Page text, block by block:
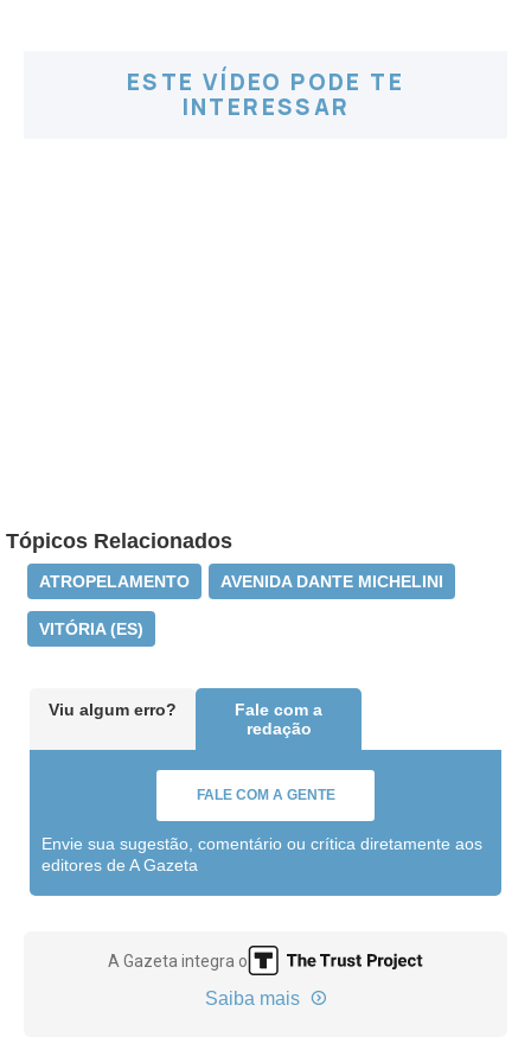
ESTE VÍDEO PODE TE
INTERESSAR
Tópicos Relacionados
ATROPELAMENTO AVENIDA DANTE MICHELINI
VITÓRIA (ES)
Viu algum erro?
Fale com a
redação
FALE COM A GENTE
Envie sua sugestão, comentário ou crítica diretamente aos
editores de A Gazeta
A Gazeta integra o
Saiba mais